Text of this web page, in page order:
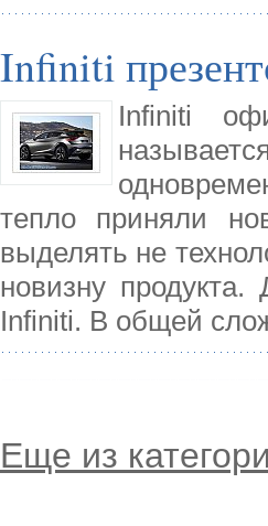
Infiniti
Infiniti
тепло приняли
выделять не
новизну
Infiniti. В общей
Еще из